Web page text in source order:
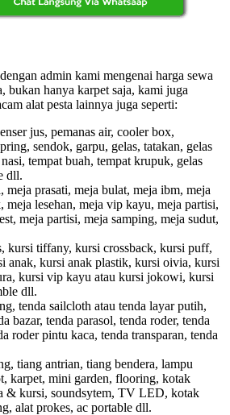
admin kami mengenai harga sewa
bukan hanya karpet saja, kami juga
alat pesta lainnya juga seperti:
jus, pemanas air, cooler box,
sendok, garpu, gelas, tatakan, gelas
tempat buah, tempat krupuk, gelas
dll.
meja prasati, meja bulat, meja ibm, meja
meja lesehan, meja vip kayu, meja partisi,
meja partisi, meja samping, meja sudut,
kursi tiffany, kursi crossback, kursi puff,
anak, kursi anak plastik, kursi oivia, kursi
kursi vip kayu atau kursi jokowi, kursi
dll.
tenda sailcloth atau tenda layar putih,
bazar, tenda parasol, tenda roder, tenda
roder pintu kaca, tenda transparan, tenda
tiang antrian, tiang bendera, lampu
karpet, mini garden, flooring, kotak
& kursi, soundsytem, TV LED, kotak
alat prokes, ac portable dll.